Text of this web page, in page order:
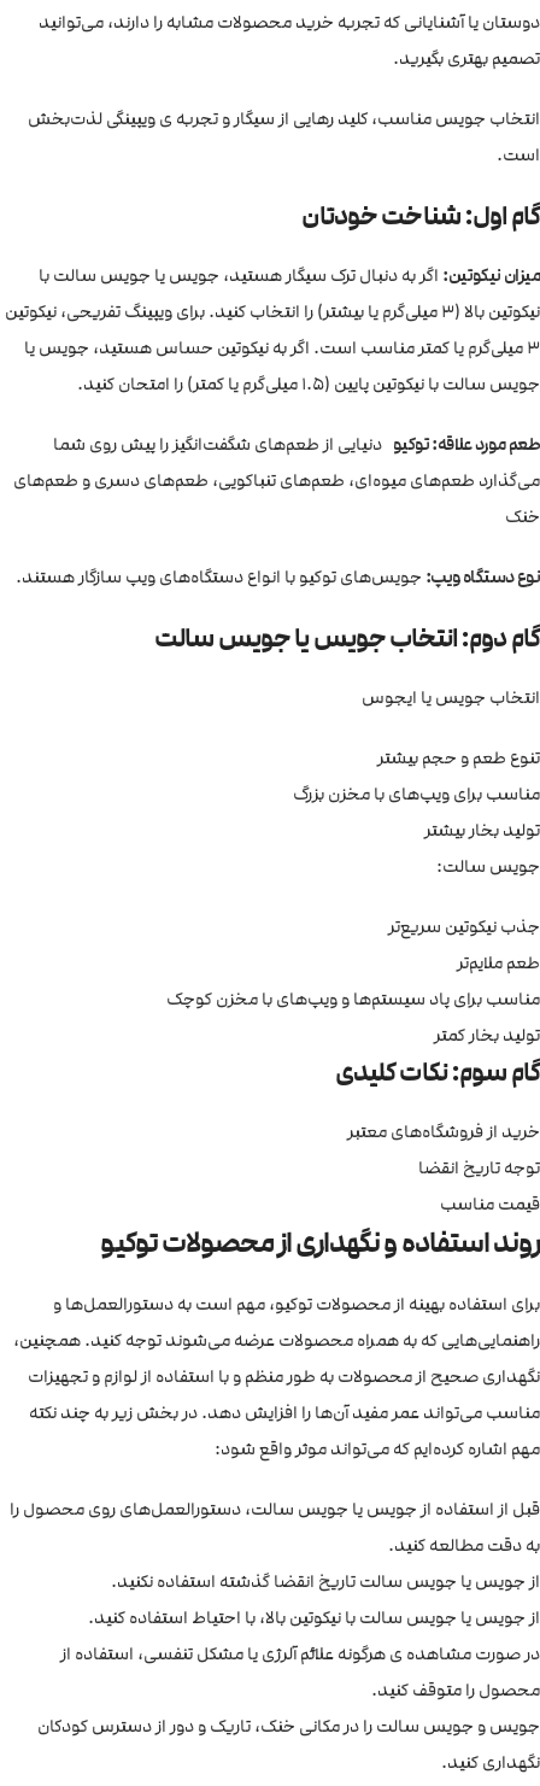
دوستان یا آشنایانی که تجربه خرید محصولات مشابه را دارند، می‌توانید
تصمیم بهتری بگیرید.
انتخاب جویس مناسب، کلید رهایی از سیگار و تجربه ی ویپینگی لذت‌بخش
است.
گام اول: شناخت خودتان
میزان نیکوتین: اگر به دنبال ترک سیگار هستید، جویس یا جویس سالت با
نیکوتین بالا (3 میلی‌گرم یا بیشتر) را انتخاب کنید. برای ویپینگ تفریحی، نیکوتین
3 میلی‌گرم یا کمتر مناسب است. اگر به نیکوتین حساس هستید، جویس یا
جویس سالت با نیکوتین پایین (1.5 میلی‌گرم یا کمتر) را امتحان کنید.
طعم مورد علاقه: توکیو دنیایی از طعم‌های شگفت‌انگیز را پیش روی شما
می‌گذارد طعم‌های میوه‌ای، طعم‌های تنباکویی، طعم‌های دسری و طعم‌های
خنک
نوع دستگاه ویپ: جویس‌های توکیو با انواع دستگاه‌های ویپ سازگار هستند.
گام دوم: انتخاب جویس یا جویس سالت
انتخاب جویس یا ایجوس
تنوع طعم و حجم بیشتر
مناسب برای ویپ‌های با مخزن بزرگ
تولید بخار بیشتر
جویس سالت:
جذب نیکوتین سریع‌تر
طعم ملایم‌تر
مناسب برای پاد سیستم‌ها و ویپ‌های با مخزن کوچک
تولید بخار کمتر
گام سوم: نکات کلیدی
خرید از فروشگاه‌های معتبر
توجه تاریخ انقضا
قیمت مناسب
روند استفاده و نگهداری از محصولات توکیو
برای استفاده بهینه از محصولات توکیو، مهم است به دستورالعمل‌ها و
راهنمایی‌هایی که به همراه محصولات عرضه می‌شوند توجه کنید. همچنین،
نگهداری صحیح از محصولات به طور منظم و با استفاده از لوازم و تجهیزات
مناسب می‌تواند عمر مفید آن‌ها را افزایش دهد. در بخش زیر به چند نکته
مهم اشاره کرده‌ایم که می‌تواند موثر واقع شود:
قبل از استفاده از جویس یا جویس سالت، دستورالعمل‌های روی محصول را
به دقت مطالعه کنید.
از جویس یا جویس سالت تاریخ انقضا گذشته استفاده نکنید.
از جویس یا جویس سالت با نیکوتین بالا، با احتیاط استفاده کنید.
در صورت مشاهده ی هرگونه علائم آلرژی یا مشکل تنفسی، استفاده از
محصول را متوقف کنید.
جویس و جویس سالت را در مکانی خنک، تاریک و دور از دسترس کودکان
نگهداری کنید.